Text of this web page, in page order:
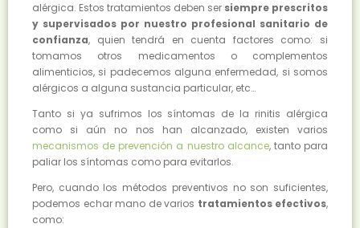
alérgica. Estos tratamientos deben ser siempre prescritos
y supervisados por nuestro profesional sanitario de
confianza, quien tendrá en cuenta factores como: si
tomamos otros medicamentos o complementos
alimenticios, si padecemos alguna enfermedad, si somos
alérgicos a alguna sustancia particular, etc…
Tanto si ya sufrimos los síntomas de la rinitis alérgica
como si aún no nos han alcanzado, existen varios
mecanismos de prevención a nuestro alcance, tanto para
paliar los síntomas como para evitarlos.
Pero, cuando los métodos preventivos no son suficientes,
podemos echar mano de varios tratamientos efectivos,
como: